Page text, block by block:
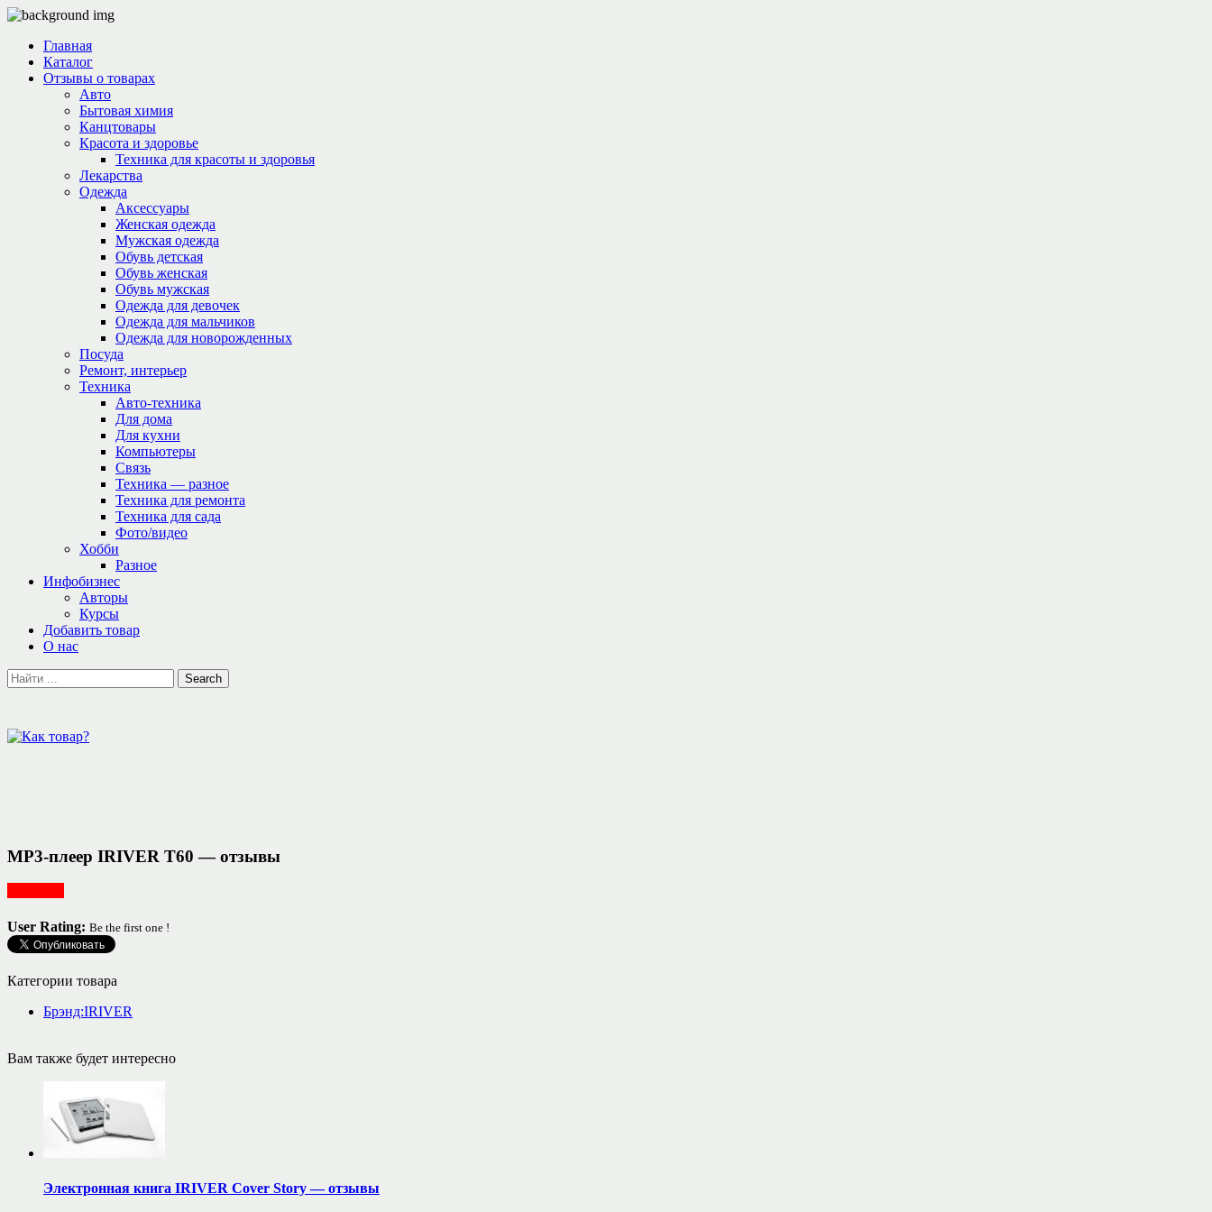
Главная
Каталог
Отзывы о товарах
Авто
Бытовая химия
Канцтовары
Красота и здоровье
Техника для красоты и здоровья
Лекарства
Одежда
Аксессуары
Женская одежда
Мужская одежда
Обувь детская
Обувь женская
Обувь мужская
Одежда для девочек
Одежда для мальчиков
Одежда для новорожденных
Посуда
Ремонт, интерьер
Техника
Авто-техника
Для дома
Для кухни
Компьютеры
Связь
Техника — разное
Техника для ремонта
Техника для сада
Фото/видео
Хобби
Разное
Инфобизнес
Авторы
Курсы
Добавить товар
О нас
MP3-плеер IRIVER T60 — отзывы
User Rating: Be the first one !
Категории товара
Брэнд:IRIVER
Вам также будет интересно
Электронная книга IRIVER Cover Story — отзывы